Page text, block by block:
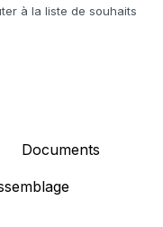
à la liste de souhaits
Documents